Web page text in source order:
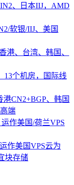
、日本IIJ，AMD
软银/IIJ、美国
港、台湾、韩国、
13个机房，国际线
港CN2+BGP、韩国
端
作美国/荷兰VPS
作美国VPS云为
块存储